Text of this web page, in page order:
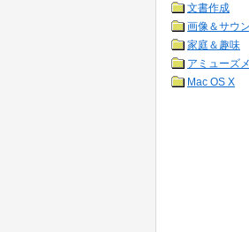
文書作成
画像＆サウ
家庭＆趣味
アミューズ
Mac OS X